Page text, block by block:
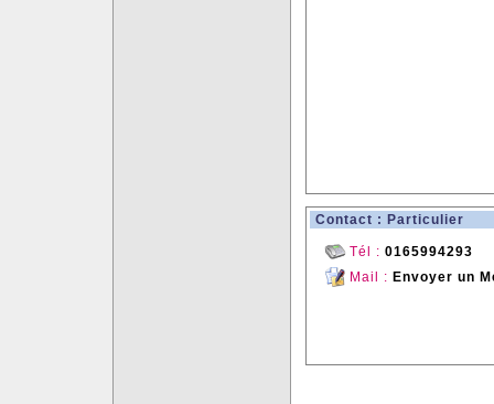
Contact : Particulier
Tél : 0165994293
Mail : Envoyer un